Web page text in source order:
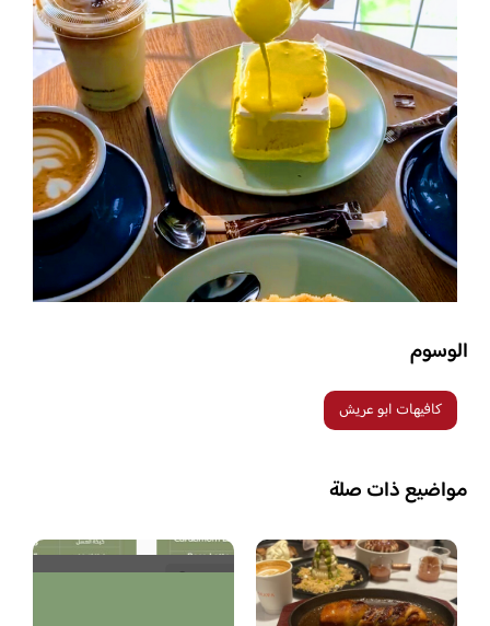
الوسوم
كافيهات ابو عريش
مواضيع ذات صلة